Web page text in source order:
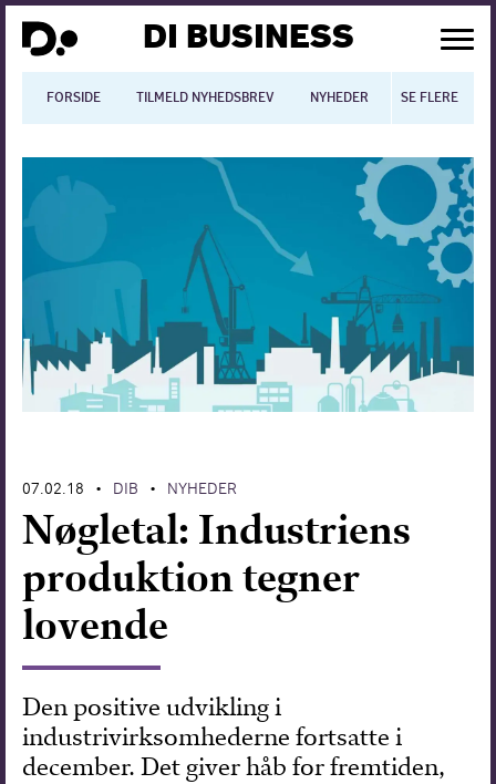
DI BUSINESS
FORSIDE TILMELD NYHEDSBREV NYHEDER BLOGS
SE FLERE
Dansk økonomi
Digitalisering
International økonomi
Arbejdsmiljø
Arbejdsmarkedet
Europapolitik
Forskning
07.02.18 • DIB • NYHEDER
Nøgletal: Industriens
produktion tegner
lovende
Den positive udvikling i
industrivirksomhederne fortsatte i
december. Det giver håb for fremtiden,